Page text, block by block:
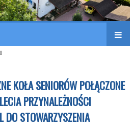
KRAKOWIE
KOŁA SENIORÓW POŁĄCZONE
PRZYNALEŻNOŚCI
DO STOWARZYSZENIA